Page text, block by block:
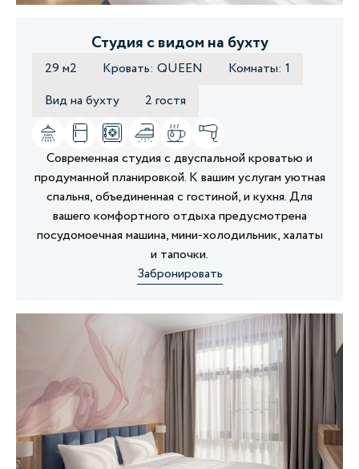
Студия с видом на бухту
29 м2 Кровать: QUEEN
Комнаты: 1
Вид на бухту
2 гостя
Современная студия с двуспальной кроватью и
продуманной планировкой. К вашим услугам уютная
спальня, объединенная с гостиной, и кухня. Для
вашего комфортного отдыха предусмотрена
посудомоечная машина, мини-холодильник, халаты
и тапочки.
Забронировать